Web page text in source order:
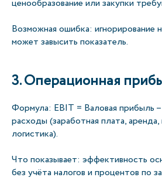
ценообразование или закупки
Возможная ошибка: игнорирование
может завысить показатель.
3. Операционная
Формула: EBIT = Валовая прибыль
расходы (заработная плата, аренда,
логистика).
Что показывает: эффективность
без учёта налогов и процентов по